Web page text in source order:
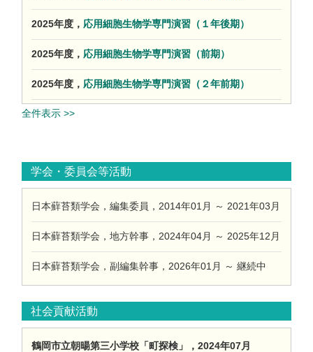
2025年度， 応用細胞生物学専門演習（１年後期）
2025年度， 応用細胞生物学専門演習（前期）
2025年度， 応用細胞生物学専門演習（２年前期）
全件表示 >>
学会・委員会等活動
日本蘚苔類学会，編集委員，2014年01月 ～ 2021年03月
日本蘚苔類学会，地方幹事，2024年04月 ～ 2025年12月
日本蘚苔類学会，副編集幹事，2026年01月 ～ 継続中
社会貢献活動
鶴岡市立朝暘第三小学校「町探検」，2024年07月